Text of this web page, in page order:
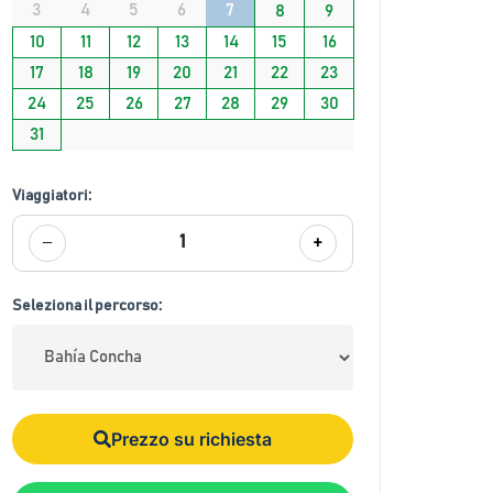
3 4 5 6 7 8
9
10
11 12 13 14 15
16
17
18 19 20 21 22
23
24
25 26 27 28 29
30
31
Viaggiatori:
− 1 +
Seleziona il percorso:
Prezzo su richiesta